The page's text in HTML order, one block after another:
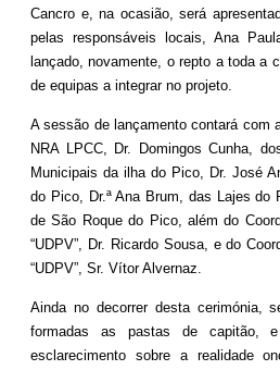
Cancro e, na ocasião, será
pelas responsáveis locais, Ana
lançado, novamente, o repto a toda a
de equipas a integrar no projeto.
A sessão de lançamento contará com
NRA LPCC, Dr.
Domingos Cunha,
Municipais da ilha do Pico, Dr. José
do Pico, Dr.ª Ana Brum, das Lajes do
de São Roque do Pico, além do
“UDPV”, Dr. Ricardo Sousa, e do
“UDPV”, Sr. Vítor Alvernaz.
Ainda no decorrer desta cerimónia,
formadas as pastas de capitão,
esclarecimento sobre a realidade